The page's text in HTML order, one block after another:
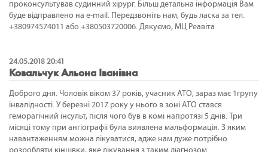
проконсультував судинний хірург. Більш детальна інформація Вам
буде відправлено на e-mail. Передзвоніть нам, будь ласка за тел.
+380974574011 або +380503720006. Дякуємо, МЦ Реавіта
24.05.2018 20:41
Ковальчук Альона Іванівна
Доброго дня. Чоловік віком 37 років, учасник АТО, зараз має 1групу
інвалідності. У березні 2017 року у нього в зоні АТО стався
геморагічний інсульт, після чого був в комі напротязі 5 днів. Три
місяці тому при ангіографії була виявлена мальформація. З яким
навантаженням можна лікуватися, адже нам дуже потрібно
розробляти кінцівки, яке лікування з таким діагнозом